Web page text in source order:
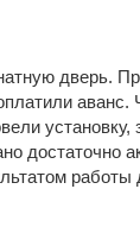
дверь.
аванс.
установку,
достаточно
работы